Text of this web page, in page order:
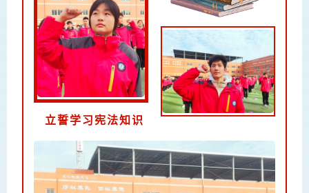
立誓学习宪法知识